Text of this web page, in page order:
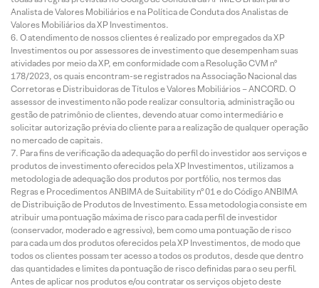
Analista de Valores Mobiliários e na Política de Conduta dos Analistas de
Valores Mobiliários da XP Investimentos.
O atendimento de nossos clientes é realizado por empregados da XP
Investimentos ou por assessores de investimento que desempenham suas
atividades por meio da XP, em conformidade com a Resolução CVM nº
178/2023, os quais encontram-se registrados na Associação Nacional das
Corretoras e Distribuidoras de Títulos e Valores Mobiliários – ANCORD. O
assessor de investimento não pode realizar consultoria, administração ou
gestão de patrimônio de clientes, devendo atuar como intermediário e
solicitar autorização prévia do cliente para a realização de qualquer operação
no mercado de capitais.
Para fins de verificação da adequação do perfil do investidor aos serviços e
produtos de investimento oferecidos pela XP Investimentos, utilizamos a
metodologia de adequação dos produtos por portfólio, nos termos das
Regras e Procedimentos ANBIMA de Suitability nº 01 e do Código ANBIMA
de Distribuição de Produtos de Investimento. Essa metodologia consiste em
atribuir uma pontuação máxima de risco para cada perfil de investidor
(conservador, moderado e agressivo), bem como uma pontuação de risco
para cada um dos produtos oferecidos pela XP Investimentos, de modo que
todos os clientes possam ter acesso a todos os produtos, desde que dentro
das quantidades e limites da pontuação de risco definidas para o seu perfil.
Antes de aplicar nos produtos e/ou contratar os serviços objeto deste